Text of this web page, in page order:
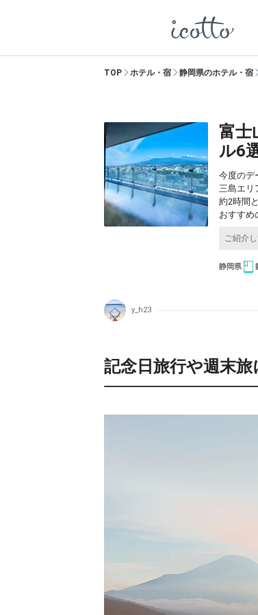
TOP ホテル・宿 静岡県のホテル・宿
富士
ル6
今度のデ
三島エリ
約2時間
おすすめ
静岡県
y_h23
記念日旅行や週末